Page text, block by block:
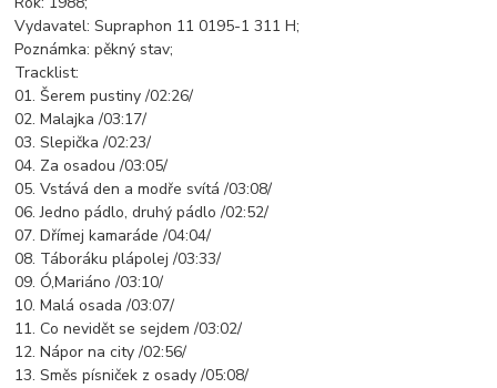
Vydavatel: Supraphon 11 0195-1 311 H;
Poznámka: pěkný stav;
Tracklist:
01. Šerem pustiny /02:26/
02. Malajka /03:17/
03. Slepička /02:23/
04. Za osadou /03:05/
05. Vstává den a modře svítá /03:08/
06. Jedno pádlo, druhý pádlo /02:52/
07. Dřímej kamaráde /04:04/
08. Táboráku plápolej /03:33/
09. Ó,Mariáno /03:10/
10. Malá osada /03:07/
11. Co nevidět se sejdem /03:02/
12. Nápor na city /02:56/
13. Směs písniček z osady /05:08/